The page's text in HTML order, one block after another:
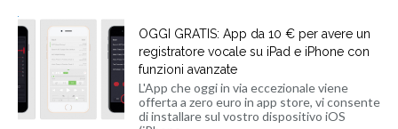
OGGI GRATIS: App da 10 € per avere un
registratore vocale su iPad e iPhone con
funzioni avanzate
L'App che oggi in via eccezionale viene
offerta a zero euro in app store, vi consente
di installare sul vostro dispositivo iOS